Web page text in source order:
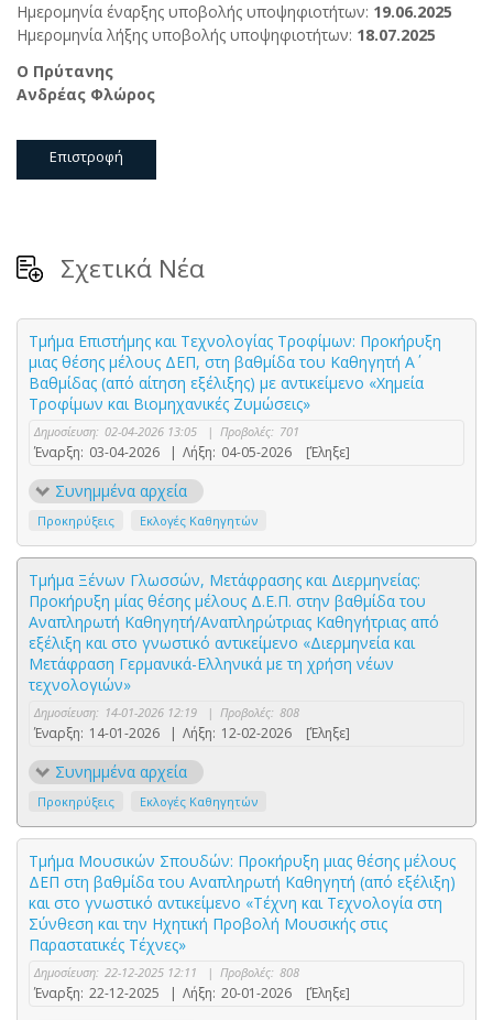
Ημερομηνία έναρξης υποβολής υποψηφιοτήτων: 19.06.2025
Ημερομηνία λήξης υποβολής υποψηφιοτήτων: 18.07.2025
Ο Πρύτανης
Ανδρέας Φλώρος
Επιστροφή
Σχετικά Νέα
Τμήμα Επιστήμης και Τεχνολογίας Τροφίμων: Προκήρυξη
μιας θέσης μέλους ΔΕΠ, στη βαθμίδα του Καθηγητή Α΄
Βαθμίδας (από αίτηση εξέλιξης) με αντικείμενο «Χημεία
Τροφίμων και Βιομηχανικές Ζυμώσεις»
Δημοσίευση: 02-04-2026 13:05 | Προβολές: 701
Έναρξη: 03-04-2026 | Λήξη: 04-05-2026 [Έληξε]
Συνημμένα αρχεία
Προκηρύξεις Εκλογές Καθηγητών
Τμήμα Ξένων Γλωσσών, Μετάφρασης και Διερμηνείας:
Προκήρυξη μίας θέσης μέλους Δ.Ε.Π. στην βαθμίδα του
Αναπληρωτή Καθηγητή/Αναπληρώτριας Καθηγήτριας από
εξέλιξη και στο γνωστικό αντικείμενο «Διερμηνεία και
Μετάφραση Γερμανικά-Ελληνικά με τη χρήση νέων
τεχνολογιών»
Δημοσίευση: 14-01-2026 12:19 | Προβολές: 808
Έναρξη: 14-01-2026 | Λήξη: 12-02-2026 [Έληξε]
Συνημμένα αρχεία
Προκηρύξεις Εκλογές Καθηγητών
Τμήμα Μουσικών Σπουδών: Προκήρυξη μιας θέσης μέλους
ΔΕΠ στη βαθμίδα του Αναπληρωτή Καθηγητή (από εξέλιξη)
και στο γνωστικό αντικείμενο «Τέχνη και Τεχνολογία στη
Σύνθεση και την Ηχητική Προβολή Μουσικής στις
Παραστατικές Τέχνες»
Δημοσίευση: 22-12-2025 12:11 | Προβολές: 808
Έναρξη: 22-12-2025 | Λήξη: 20-01-2026 [Έληξε]